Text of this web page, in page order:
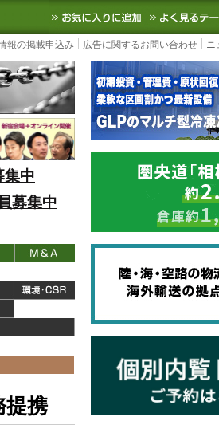
ど国内外の最新の物流ニュースを
お気に入り
報の掲載申込み 広告に関するお問い合わせ ニ
中
募集中
携